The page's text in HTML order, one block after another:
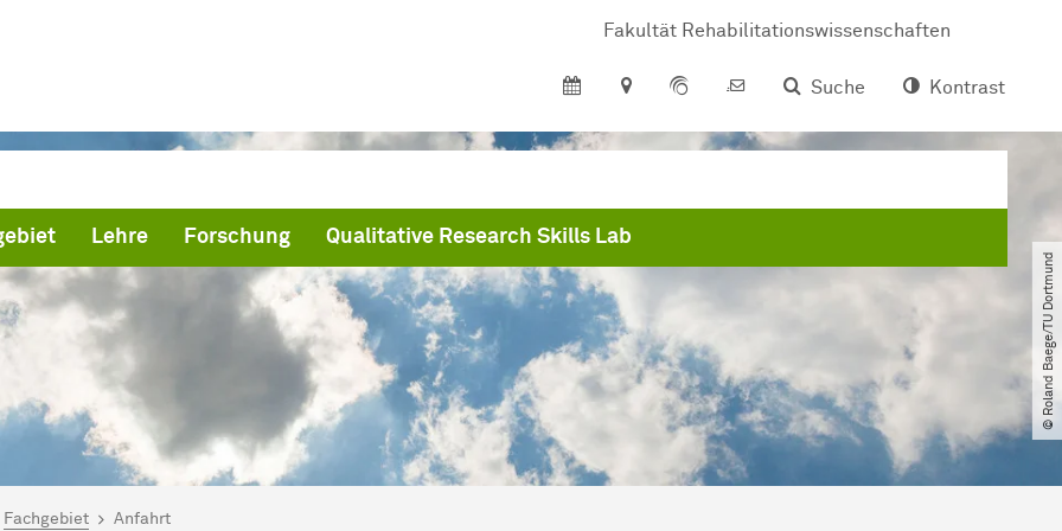
Fakultät Rehabilitationswissenschaften
Suche
Kontrast
Lehre Forschung Qualitative Research Skills Lab
© Roland Baege​/​TU Dortmund
hier:
Fachgebiet Anfahrt